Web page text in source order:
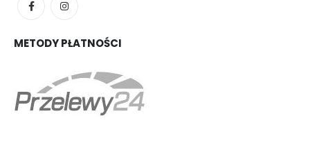
METODY PŁATNOŚCI